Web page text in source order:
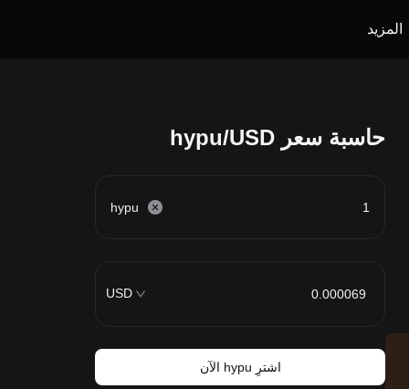
المزيد
حاسبة سعر hypu/USD
hypu
USD
اشترِ hypu الآن